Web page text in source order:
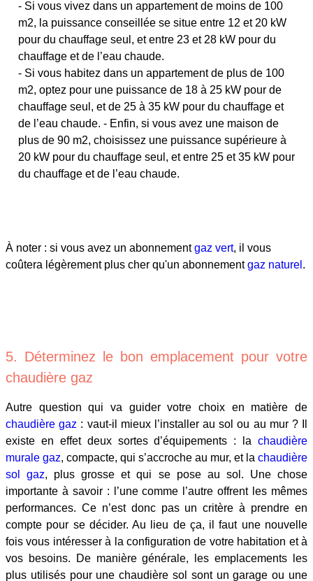
- Si vous vivez dans un appartement de moins de 100
m2, la puissance conseillée se situe entre 12 et 20 kW
pour du chauffage seul, et entre 23 et 28 kW pour du
chauffage et de l’eau chaude.
- Si vous habitez dans un appartement de plus de 100
m2, optez pour une puissance de 18 à 25 kW pour de
chauffage seul, et de 25 à 35 kW pour du chauffage et
de l’eau chaude. - Enfin, si vous avez une maison de
plus de 90 m2, choisissez une puissance supérieure à
20 kW pour du chauffage seul, et entre 25 et 35 kW pour
du chauffage et de l’eau chaude.
À noter : si vous avez un abonnementgaz vert, il vous
coûtera légèrement plus cher qu'un abonnementgaz naturel .
5. Déterminez le bon emplacement pour votre
chaudière gaz
Autre question qui va guider votre choix en matière de
chaudière gaz : vaut-il mieux l’installer au sol ou au mur ? Il
existe en effet deux sortes d’équipements : la chaudière
murale gaz, compacte, qui s’accroche au mur, et la chaudière
sol gaz, plus grosse et qui se pose au sol. Une chose
importante à savoir : l’une comme l’autre offrent les mêmes
performances. Ce n’est donc pas un critère à prendre en
compte pour se décider. Au lieu de ça, il faut une nouvelle
fois vous intéresser à la configuration de votre habitation et à
vos besoins. De manière générale, les emplacements les
plus utilisés pour une chaudière sol sont un garage ou une